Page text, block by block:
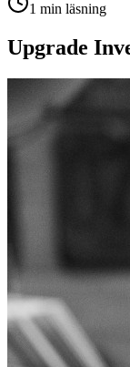
1 min läsning
Upgrade